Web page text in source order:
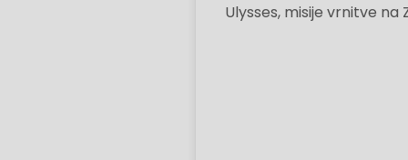
Ulysses, misije vrnitve na